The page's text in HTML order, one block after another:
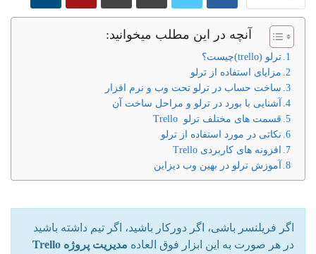
آنچه در این مطلب میخوانید:
ترلو (trello)چیست؟
مزایای استفاده از ترلو
ساخت حساب در ترلو تحت وب و نرم افزار
آشنایی با بورد در ترلو و مراحل ساخت آن
قسمت های مختلف ترلو Trello
نکاتی در مورد استفاده از ترلو
افزونه های کاربردی Trello
آموزش ترلو در بهین وب دیزاین
اگر فریلنسر باشی، اگر دورکار باشید، اگر تیم داشته باشید
در هر صورت به این ابزار فوق العاده مدیریت پروژه Trello